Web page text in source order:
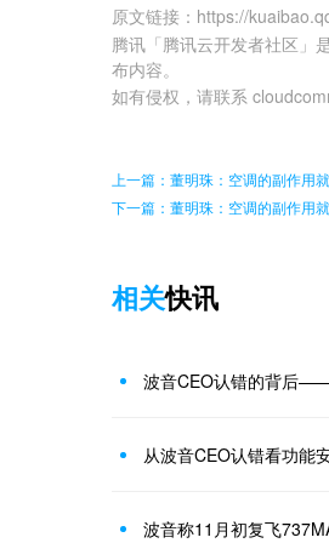
原文链接 ： https://
腾讯「腾讯云开发者社区」
布内容。
如有侵权，请联系
上一篇：董明珠：空调的副作用
下一篇：董明珠：空调的副作用
相关快讯
波音CEO认错的背后
从波音CEO认错看功能
波音称11月初复飞